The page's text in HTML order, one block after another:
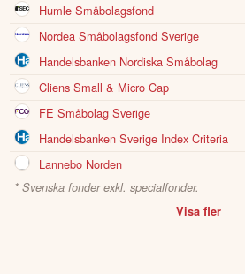
Humle Småbolagsfond
Nordea Småbolagsfond Sverige
Handelsbanken Nordiska Småbolag
Cliens Small & Micro Cap
FE Småbolag Sverige
Handelsbanken Sverige Index Criteria
Lannebo Norden
* Svenska fonder exkl. specialfonder.
Visa fler